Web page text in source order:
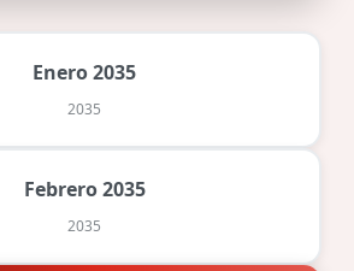
Enero 2035
2035
Febrero 2035
2035